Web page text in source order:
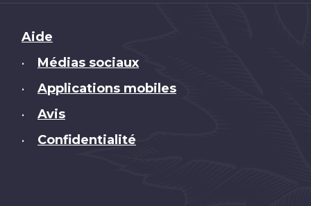
Brand
Aide
• Médias sociaux
• Applications mobiles
• Avis
• Confidentialité